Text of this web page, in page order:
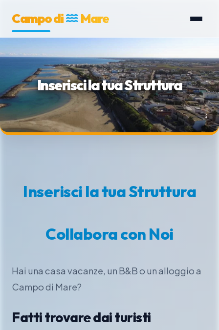
Campo di Mare
Inserisci la tua Struttura
Inserisci la tua Struttura
Collabora con Noi
Hai una casa vacanze, un B&B o un alloggio a
Campo di Mare?
Fatti trovare dai turisti